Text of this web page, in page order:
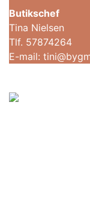
Butikschef
Tina Nielsen
Tlf. 57874264
E-mail: